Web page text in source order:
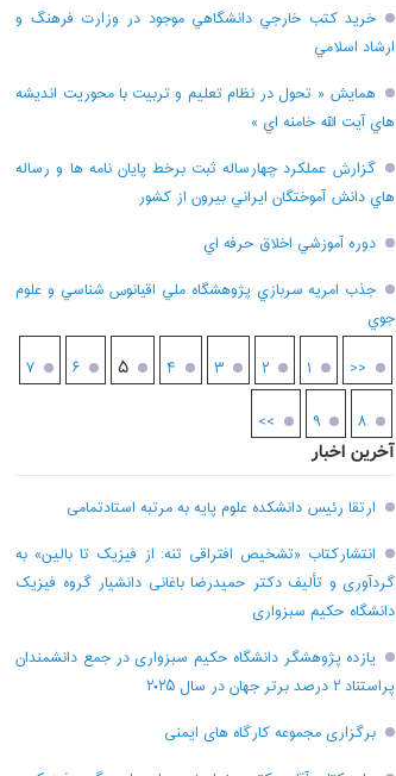
خريد کتب خارجي دانشگاهي موجود در وزارت فرهنگ و
ارشاد اسلامي
همايش « تحول در نظام تعليم و تربيت با محوريت انديشه
هاي آيت الله خامنه اي »
گزارش عملکرد چهارساله ثبت برخط پايان نامه ها و رساله
هاي دانش آموختگان ايراني بيرون از کشور
دوره آموزشي اخلاق حرفه اي
جذب امريه سربازي پژوهشگاه ملي اقيانوس شناسي و علوم
جوي
<< ۱ ۲ ۳ ۴ ۵ ۶ ۷
۸ ۹ >>
آخرین اخبار
ارتقا رئیس دانشکده علوم پایه به مرتبه استادتمامی
انتشارکتاب «تشخیص افتراقی تنه: از فیزیک تا بالین» به
گردآوری و تألیف دکتر حمیدرضا باغانی دانشیار گروه فیزیک
دانشگاه حکیم سبزواری
یازده پژوهشگر دانشگاه حکیم سبزواری در جمع دانشمندان
پراستناد ۲ درصد برتر جهان در سال ۲۰۲۵
برگزاری مجموعه کارگاه های ایمنی